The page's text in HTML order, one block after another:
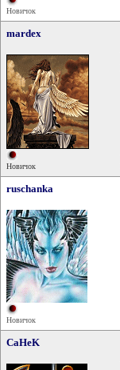
Новичок
mardex
Новичок
ruschanka
Новичок
CaHeK